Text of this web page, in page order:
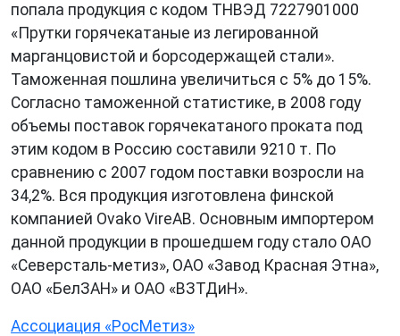
попала продукция с кодом ТНВЭД 7227901000
«Прутки горячекатаные из легированной
марганцовистой и борсодержащей стали».
Таможенная пошлина увеличиться с 5% до 15%.
Согласно таможенной статистике, в 2008 году
объемы поставок горячекатаного проката под
этим кодом в Россию составили 9210 т. По
сравнению с 2007 годом поставки возросли на
34,2%. Вся продукция изготовлена финской
компанией Ovako VireAB. Основным импортером
данной продукции в прошедшем году стало ОАО
«Северсталь-метиз», ОАО «Завод Красная Этна»,
ОАО «БелЗАН» и ОАО «ВЗТДиН».
Ассоциация «РосМетиз»